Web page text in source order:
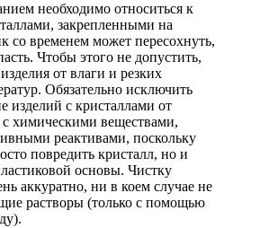
необходимо относиться к
закрепленными на
со временем может пересохнуть,
Чтобы этого не допустить,
от влаги и резких
Обязательно исключить
изделий с кристаллами от
с химическими веществами,
реактивами, поскольку
повредить кристалл, но и
основы. Чистку
аккуратно, ни в коем случае не
растворы (только с помощью